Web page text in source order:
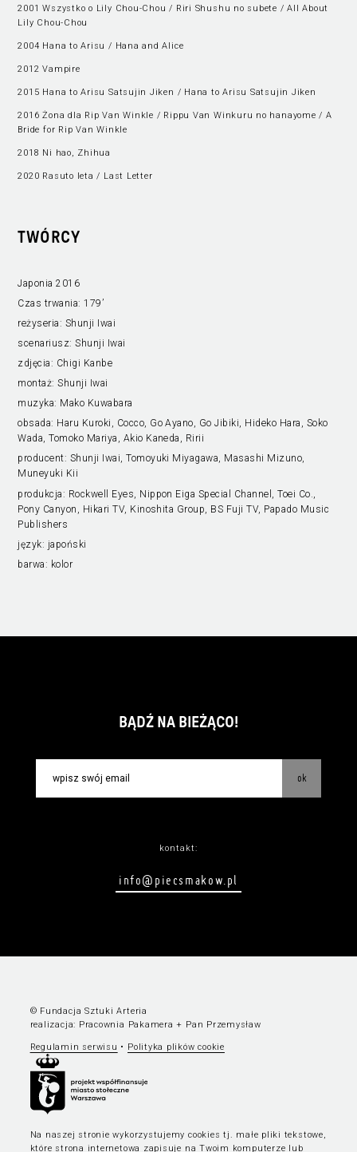
TWÓRCY
Japonia 2016
Czas trwania: 179’
reżyseria: Shunji Iwai
scenariusz:Shunji Iwai
zdjęcia: Chigi Kanbe
montaż:Shunji Iwai
muzyka: Mako Kuwabara
obsada: Haru Kuroki, Cocco, Go Ayano, Go Jibiki, Hideko Hara, Soko
Wada, Tomoko Mariya, Akio Kaneda, Ririi
producent: Shunji Iwai, Tomoyuki Miyagawa, Masashi Mizuno,
Muneyuki Kii
produkcja: Rockwell Eyes, Nippon Eiga Special Channel, Toei Co.,
Pony Canyon, Hikari TV, Kinoshita Group, BS Fuji TV, Papado Music
Publishers
język: japoński
barwa: kolor
2001 Wszystko o Lily Chou-Chou / Riri Shushu no subete / All About
Lily Chou-Chou
2004 Hana to Arisu / Hana and Alice
2012 Vampire
2015 Hana to Arisu Satsujin Jiken / Hana to Arisu Satsujin Jiken
2016 Żona dla Rip Van Winkle / Rippu Van Winkuru no hanayome / A
Bride for Rip Van Winkle
2018 Ni hao, Zhihua
2020 Rasuto leta / Last Letter
BĄDŹ NA BIEŻĄCO!
ok
kontakt:
info@piecsmakow.pl
© Fundacja Sztuki Arteria
realizacja: Pracownia Pakamera + Pan Przemysław
Regulamin serwisu • Polityka plików cookie
Na naszej stronie wykorzystujemy cookies tj. małe pliki tekstowe,
które strona internetowa zapisuje na Twoim komputerze lub